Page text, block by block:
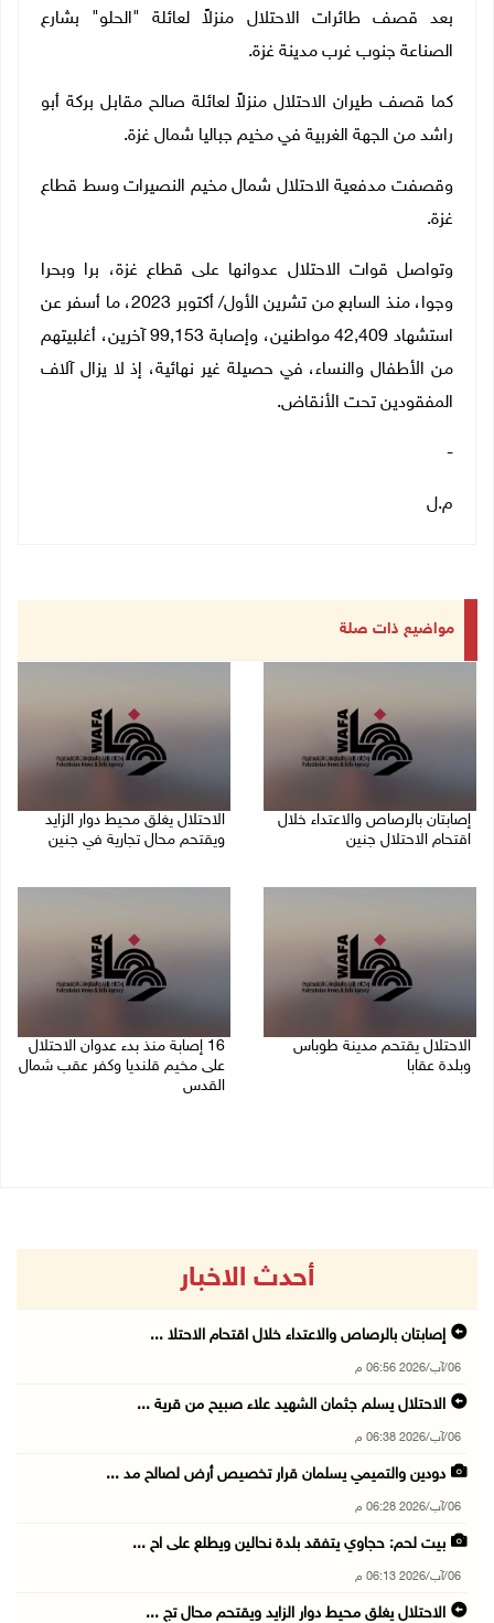
بعد قصف طائرات الاحتلال منزلاً لعائلة "الحلو" بشارع
الصناعة جنوب غرب مدينة غزة.
كما قصف طيران الاحتلال منزلاً لعائلة صالح مقابل بركة أبو
راشد من الجهة الغربية في مخيم جباليا شمال غزة.
وقصفت مدفعية الاحتلال شمال مخيم النصيرات وسط قطاع
غزة.
وتواصل قوات الاحتلال عدوانها على قطاع غزة، برا وبحرا
وجوا، منذ السابع من تشرين الأول/ أكتوبر 2023، ما أسفر عن
استشهاد 42,409 مواطنين، وإصابة 99,153 آخرين، أغلبيتهم
من الأطفال والنساء، في حصيلة غير نهائية، إذ لا يزال آلاف
المفقودين تحت الأنقاض.
-
م.ل
مواضيع ذات صلة
إصابتان بالرصاص والاعتداء خلال
اقتحام الاحتلال جنين
الاحتلال يغلق محيط دوار الزايد
ويقتحم محال تجارية في جنين
الاحتلال يقتحم مدينة طوباس
وبلدة عقابا
16 إصابة منذ بدء عدوان الاحتلال
على مخيم قلنديا وكفر عقب شمال
القدس
أحدث الاخبار
إصابتان بالرصاص والاعتداء خلال اقتحام الاحتلا ...
06/آب/2026 06:56 م
الاحتلال يسلم جثمان الشهيد علاء صبيح من قرية ...
06/آب/2026 06:38 م
دودين والتميمي يسلمان قرار تخصيص أرض لصالح مد ...
06/آب/2026 06:28 م
بيت لحم: حجاوي يتفقد بلدة نحالين ويطلع على اح ...
06/آب/2026 06:13 م
الاحتلال يغلق محيط دوار الزايد ويقتحم محال تج ...